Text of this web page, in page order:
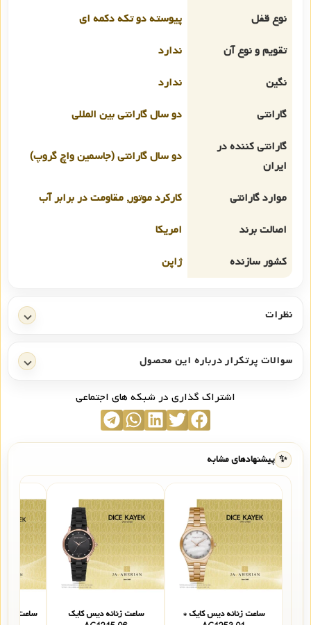
نوع قفل
پیوسته دو تکه دکمه ای
تقویم و نوع آن
ندارد
نگین
ندارد
گارانتی
دو سال گارانتی بین المللی
گارانتی کننده در
ایران
دو سال گارانتی (جاسمین واچ گروپ)
موارد گارانتی
کارکرد موتور, مقاومت در برابر آب
اصالت برند
امریکا
کشور سازنده
ژاپن
نظرات
سوالات پرتکرار درباره این محصول
اشتراک گذاری در شبکه های اجتماعی
✨ پیشنهادهای مشابه
ساعت زنانه دیس کایک *
ساعت زنانه دیس کایک
ساعت مچی